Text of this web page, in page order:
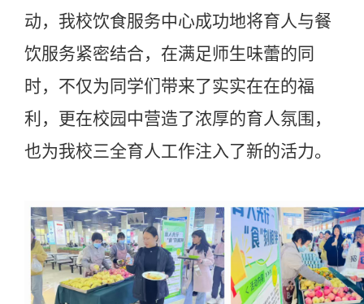
动，我校饮食服务中心成功地将育人与餐
饮服务紧密结合，在满足师生味蕾的同
时，不仅为同学们带来了实实在在的福
利，更在校园中营造了浓厚的育人氛围 ，
也为我校三全育人工作注入了新的活力。